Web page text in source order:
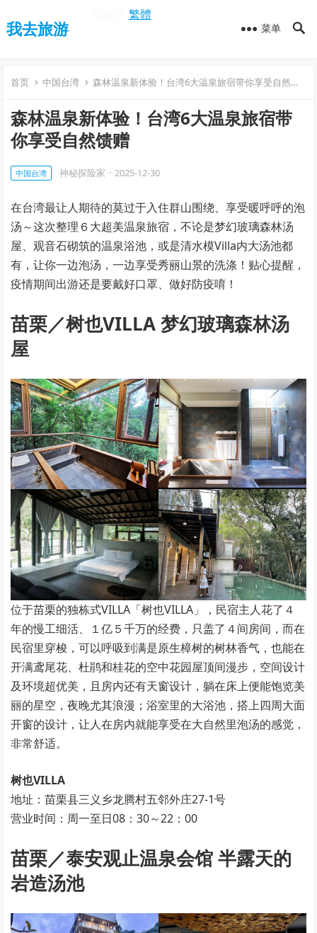
繁體
我去旅游 菜单
首页 中国台湾 森林温泉新体验！台湾6大温泉旅宿带你享受自然馈赠
森林温泉新体验！台湾6大温泉旅宿带
你享受自然馈赠
中国台湾 神秘探险家 · 2025-12-30
在台湾最让人期待的莫过于入住群山围绕、享受暖呼呼的泡
汤～这次整理６大超美温泉旅宿，不论是梦幻玻璃森林汤
屋、观音石砌筑的温泉浴池，或是清水模Villa内大汤池都
有，让你一边泡汤，一边享受秀丽山景的洗涤！贴心提醒，
疫情期间出游还是要戴好口罩、做好防疫唷！
苗栗／树也VILLA 梦幻玻璃森林汤
屋
位于苗栗的独栋式VILLA「树也VILLA」，民宿主人花了４
年的慢工细活、１亿５千万的经费，只盖了４间房间，而在
民宿里穿梭，可以呼吸到满是原生樟树的树林香气，也能在
开满鸢尾花、杜鹃和桂花的空中花园屋顶间漫步，空间设计
及环境超优美，且房内还有天窗设计，躺在床上便能饱览美
丽的星空，夜晚尤其浪漫；浴室里的大浴池，搭上四周大面
开窗的设计，让人在房内就能享受在大自然里泡汤的感觉，
非常舒适。
树也VILLA
地址：苗栗县三义乡龙腾村五邻外庄27-1号
营业时间：周一至日08：30～22：00
苗栗／泰安观止温泉会馆 半露天的
岩造汤池